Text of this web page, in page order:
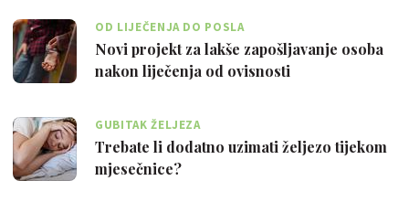
OD LIJEČENJA DO POSLA
Novi projekt za lakše zapošljavanje osoba
nakon liječenja od ovisnosti
GUBITAK ŽELJEZA
Trebate li dodatno uzimati željezo tijekom
mjesečnice?